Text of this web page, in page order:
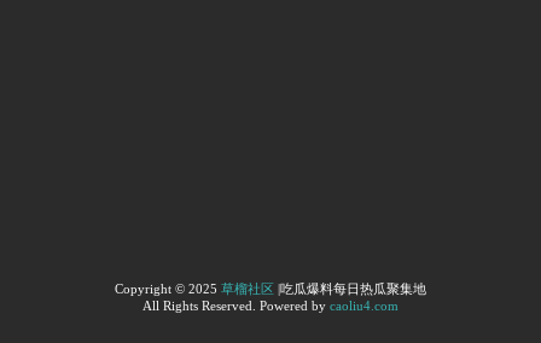
Copyright © 2025 草榴社区 |吃瓜爆料每日热瓜聚集地
All Rights Reserved. Powered by caoliu4.com